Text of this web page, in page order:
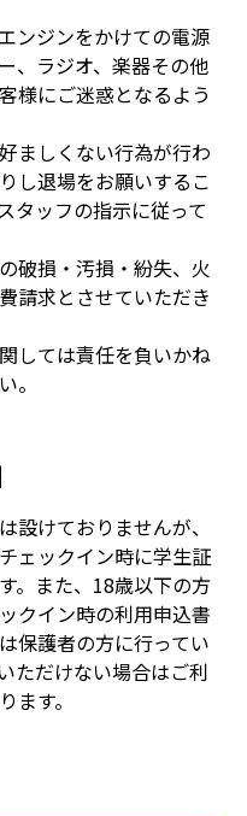
ンジンをかけての電源
、ラジオ、楽器その他
様にご迷惑となるよう
ましくない行為が行わ
し退場をお願いするこ
タッフの指示に従って
破損・汚損・紛失、火
請求とさせていただき
しては責任を負いかね
。
設けておりませんが、
ェックイン時に学生証
。また、18歳以下の方
クイン時の利用申込書
保護者の方に行ってい
ただけない場合はご利
ます。